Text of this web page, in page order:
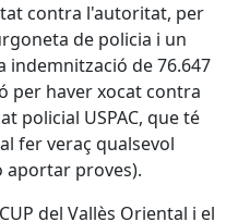
contra l'autoritat, per
de policia i un
indemnització de 76.647
per haver xocat contra
policial USPAC, que té
fer veraç qualsevol
aportar proves).
del Vallès Oriental i el